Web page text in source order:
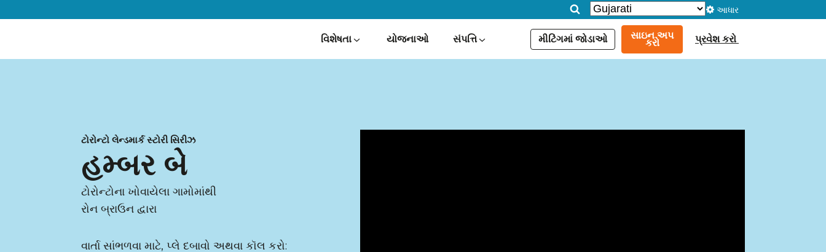
આધાર
વિશેષતા યોજનાઓ સંપત્તિ મીટિંગમાં જોડાઓ સાઇન અપ
કરો પ્રવેશ કરો
ટોરોન્ટો લેન્ડમાર્ક સ્ટોરી સિરીઝ
હમ્બર બે
ટોરોન્ટોના ખોવાયેલા ગામોમાંથી
રોન બ્રાઉન દ્વારા
વાર્તા સાંભળવા માટે, પ્લે દબાવો અથવા કૉલ કરો: